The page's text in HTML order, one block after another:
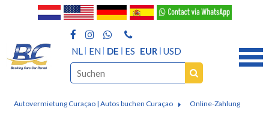
NL EN DE ES EUR USD
Autovermietung Curaçao | Autos buchen Curaçao Online-Zahlung